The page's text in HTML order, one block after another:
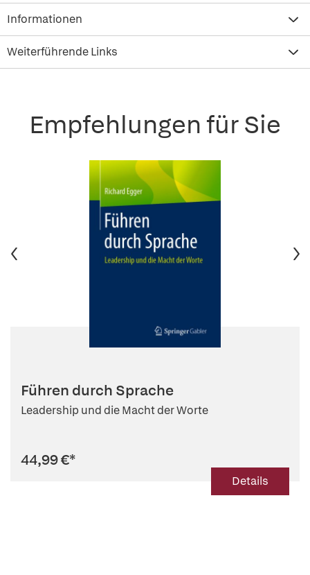
Informationen
Weiterführende Links
Empfehlungen für Sie
Führen durch Sprache
Leadership und die Macht der Worte
44,99 €*
Details